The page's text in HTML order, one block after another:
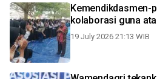
Kemendikdasmen-
kolaborasi guna
19 July 2026 21:13 WIB